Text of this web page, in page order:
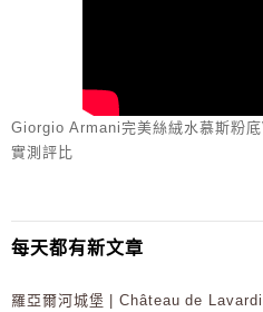
Giorgio Armani完美絲絨水慕斯粉
實測評比
每天都有新文章
羅亞爾河城堡 | Château de